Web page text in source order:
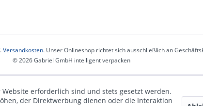
Versandkosten. Unser Onlineshop richtet sich ausschließlich an
© 2026 Gabriel GmbH intelligent verpacken
erforderlich sind und stets gesetzt werden.
der Direktwerbung dienen oder die Interaktion